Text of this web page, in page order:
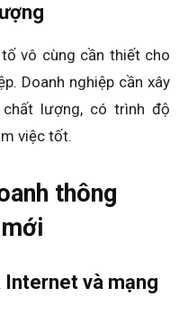
vô cùng cần thiết cho
Doanh nghiệp cần xây
lượng, có trình độ
việc tốt.
thông
Internet và mạng